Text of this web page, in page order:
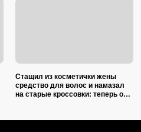
Стащил из косметички жены
средство для волос и намазал
на старые кроссовки: теперь они